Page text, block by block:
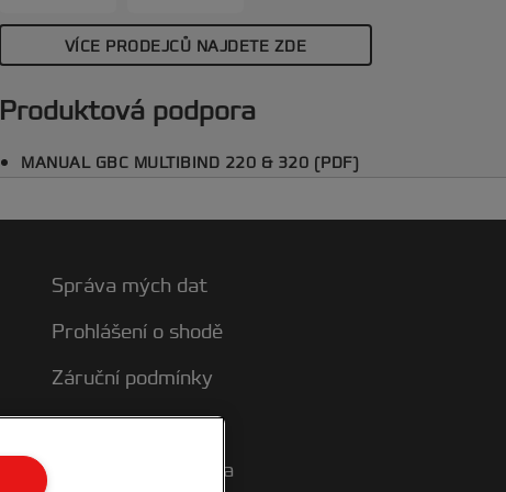
VÍCE PRODEJCŮ NAJDETE ZDE
Produktová podpora
MANUAL GBC MULTIBIND 220 & 320 (PDF)
Správa mých dat
Prohlášení o shodě
Záruční podmínky
Mapa stránek
Zákaznická podpora